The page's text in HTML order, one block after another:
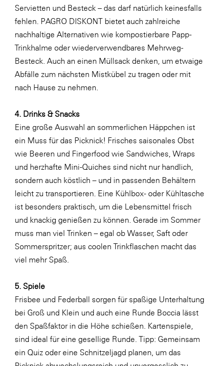
PAGRO
Primark
Salesforce
SERVICE&MORE
SKINUANCE®
Somfy
Sony DADC
STIHL Tirol
Trend Micro
VALETTA
Wirtschaftskammer Salzburg
WKS Fachgruppe Fahrzeughandel und
WKS Fachgruppe Finanzdienstleister
WK UBIT
Servietten und Besteck – das darf natürlich keinesfalls
fehlen. PAGRO DISKONT bietet auch zahlreiche
nachhaltige Alternativen wie kompostierbare Papp-
Trinkhalme oder wiederverwendbares Mehrweg-
Besteck. Auch an einen Müllsack denken, um etwaige
Abfälle zum nächsten Mistkübel zu tragen oder mit
nach Hause zu nehmen.
4. Drinks & Snacks
Eine große Auswahl an sommerlichen Häppchen ist
ein Muss für das Picknick! Frisches saisonales Obst
wie Beeren und Fingerfood wie Sandwiches, Wraps
und herzhafte Mini-Quiches sind nicht nur handlich,
sondern auch köstlich – und in passenden Behältern
leicht zu transportieren. Eine Kühlbox- oder Kühltasche
ist besonders praktisch, um die Lebensmittel frisch
und knackig genießen zu können. Gerade im Sommer
muss man viel Trinken – egal ob Wasser, Saft oder
Sommerspritzer; aus coolen Trinkflaschen macht das
viel mehr Spaß.
5. Spiele
Frisbee und Federball sorgen für spaßige Unterhaltung
bei Groß und Klein und auch eine Runde Boccia lässt
den Spaßfaktor in die Höhe schießen. Kartenspiele,
sind ideal für eine gesellige Runde. Tipp: Gemeinsam
ein Quiz oder eine Schnitzeljagd planen, um das